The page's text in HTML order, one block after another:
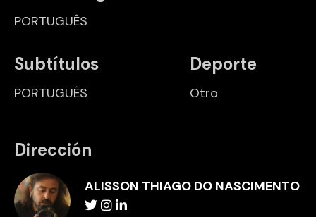
PORTUGUÊS
Subtítulos
PORTUGUÊS
Deporte
Otro
Dirección
ALISSON THIAGO DO NASCIMENTO